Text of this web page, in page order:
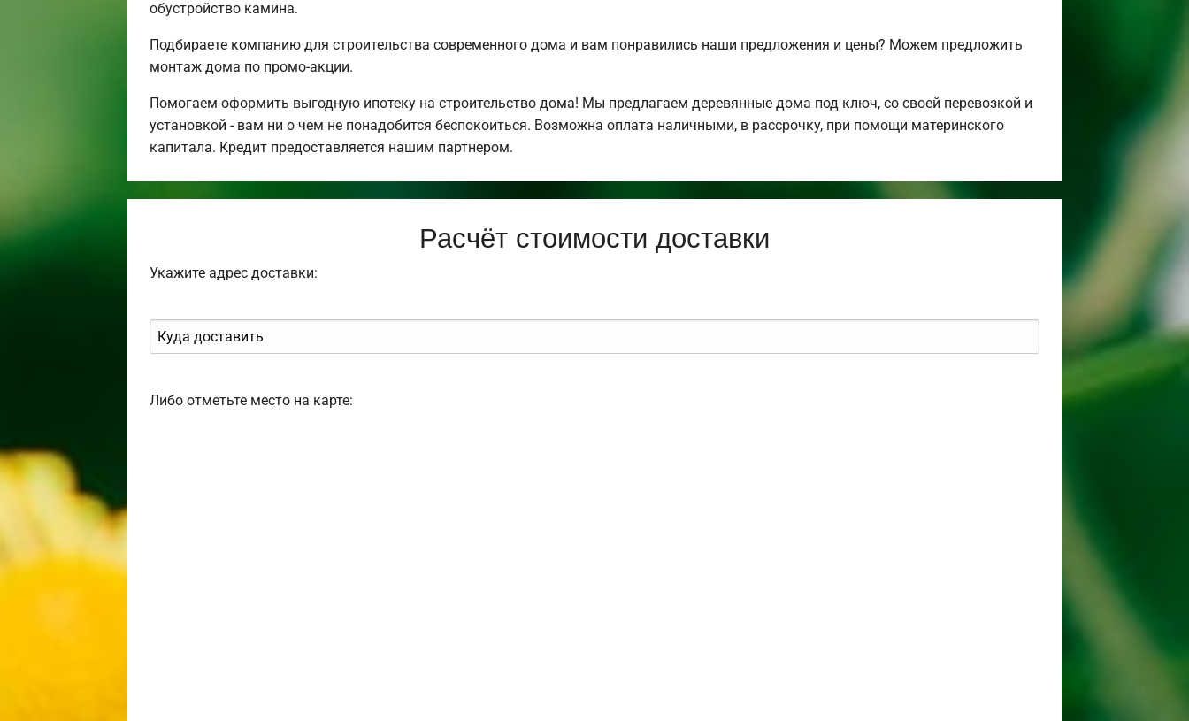
обустройство камина.
Подбираете компанию для строительства современного дома и вам понравились наши предложения и цены? Можем предложить
монтаж дома по промо-акции.
Помогаем оформить выгодную ипотеку на строительство дома! Мы предлагаем деревянные дома под ключ, со своей перевозкой и
установкой - вам ни о чем не понадобится беспокоиться. Возможна оплата наличными, в рассрочку, при помощи материнского
капитала. Кредит предоставляется нашим партнером.
Расчёт стоимости доставки
Укажите адрес доставки:
Либо отметьте место на карте: